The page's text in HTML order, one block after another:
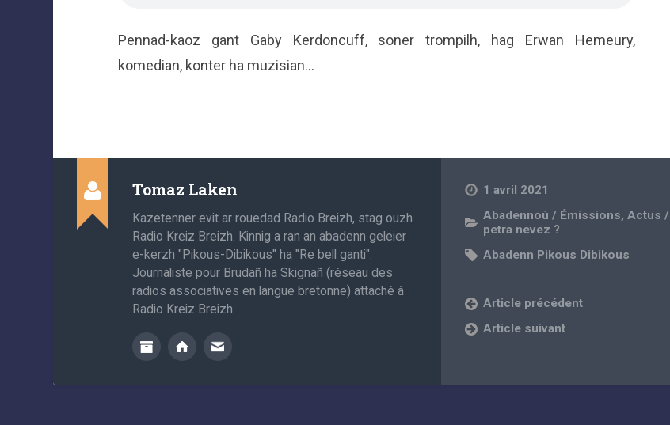
Pennad-kaoz gant Gaby Kerdoncuff, soner trompilh, hag Erwan Hemeury,
komedian, konter ha muzisian…
Tomaz Laken
Kazetenner evit ar rouedad Radio Breizh, stag ouzh
Radio Kreiz Breizh. Kinnig a ran an abadenn geleier
e-kerzh "Pikous-Dibikous" ha "Re bell ganti".
Journaliste pour Brudañ ha Skignañ (réseau des
radios associatives en langue bretonne) attaché à
Radio Kreiz Breizh.
1 avril 2021
Abadennoù / Émissions,Actus /
petra nevez ?
Abadenn Pikous Dibikous
Article précédent
Article suivant